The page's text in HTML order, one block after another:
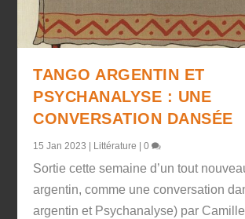
TANGO ARGENTIN ET
PSYCHANALYSE : UNE
CONVERSATION DANSÉE
15 Jan 2023 Littérature |0
Sortie cette semaine d’un tout
argentin, comme une conversation
argentin et Psychanalyse) par